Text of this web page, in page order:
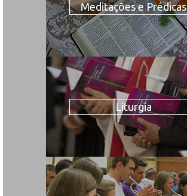
Meditações e Prédicas
Liturgia